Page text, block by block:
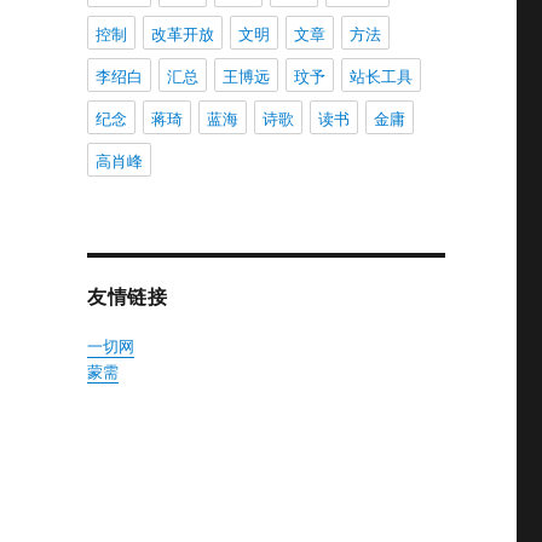
控制
改革开放 文明 文章
方法
李绍白
汇总 王博远 玟予
站长工具
纪念
蒋琦 蓝海 诗歌 读书
金庸
高肖峰
友情链接
一切网
蒙需